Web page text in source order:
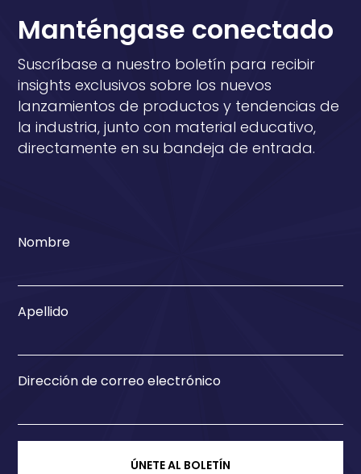
Manténgase conectado
Suscríbase a nuestro boletín para recibir
insights exclusivos sobre los nuevos
lanzamientos de productos y tendencias de
la industria, junto con material educativo,
directamente en su bandeja de entrada.
Nombre
Apellido
Dirección de correo electrónico
ÚNETE AL BOLETÍN